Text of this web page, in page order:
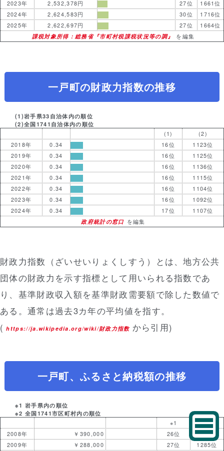
2023年
2,532,378円 27位
1661位
2024年
2,624,583円 30位
1716位
2025年
2,622,697円 27位
1664位
課税対象所得：総務省『市町村税課税状況等の調』
を編集
一戸町の財政力指数の推移
(1)岩手県33自治体内の順位
(2)全国1741自治体内の順位
(1)
(2)
2018年
0.34 16位
1123位
2019年
0.34 16位
1125位
2020年
0.34 16位
1136位
2021年
0.34 16位
1115位
2022年
0.34 16位
1104位
2023年
0.34 16位
1092位
2024年
0.34 17位
1107位
政府統計の窓口 を編集
財政力指数（ざいせいりょくしすう）とは、地方公共
団体の財政力を示す指標として用いられる指数であ
り、基準財政収入額を基準財政需要額で除した数値で
ある。通常は過去3カ年の平均値を指す。
( https://ja.wikipedia.org/wiki/財政力指数 から引用)
一戸町、ふるさと納税額の推移
※1 岩手県内の順位
※2 全国1741市区町村内の順位
※1
※2
2008年
￥390,000 26位
1123位
2009年
￥288,000 27位 1285位